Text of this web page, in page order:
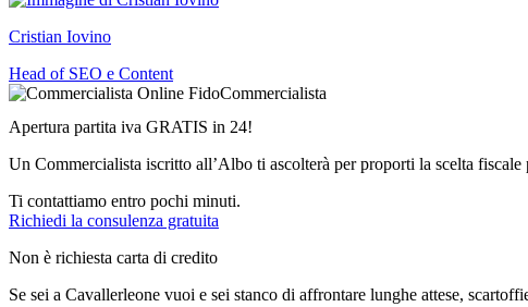
Cristian Iovino
Head of SEO e Content
Apertura partita iva GRATIS in 24!
Un Commercialista iscritto all’Albo ti ascolterà per proporti la scelta fiscale
Ti contattiamo entro pochi minuti.
Richiedi la consulenza gratuita
Non è richiesta carta di credito
Se sei a Cavallerleone vuoi e sei stanco di affrontare lunghe attese,